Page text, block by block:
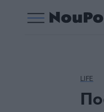
LIFE